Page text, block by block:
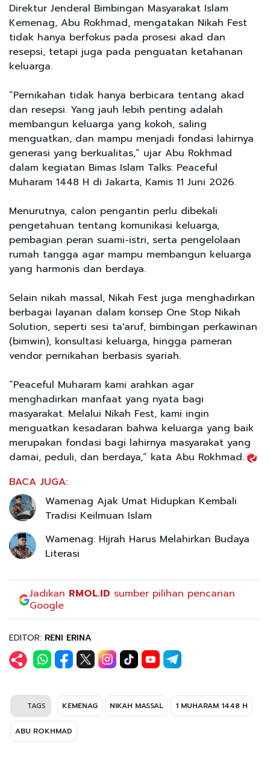
Direktur Jenderal Bimbingan Masyarakat Islam
Kemenag, Abu Rokhmad, mengatakan Nikah Fest
tidak hanya berfokus pada prosesi akad dan
resepsi, tetapi juga pada penguatan ketahanan
keluarga.
“Pernikahan tidak hanya berbicara tentang akad
dan resepsi. Yang jauh lebih penting adalah
membangun keluarga yang kokoh, saling
menguatkan, dan mampu menjadi fondasi lahirnya
generasi yang berkualitas,” ujar Abu Rokhmad
dalam kegiatan Bimas Islam Talks: Peaceful
Muharam 1448 H di Jakarta, Kamis 11 Juni 2026.
Menurutnya, calon pengantin perlu dibekali
pengetahuan tentang komunikasi keluarga,
pembagian peran suami-istri, serta pengelolaan
rumah tangga agar mampu membangun keluarga
yang harmonis dan berdaya.
Selain nikah massal, Nikah Fest juga menghadirkan
berbagai layanan dalam konsep One Stop Nikah
Solution, seperti sesi ta'aruf, bimbingan perkawinan
(bimwin), konsultasi keluarga, hingga pameran
vendor pernikahan berbasis syariah.
“Peaceful Muharam kami arahkan agar
menghadirkan manfaat yang nyata bagi
masyarakat. Melalui Nikah Fest, kami ingin
menguatkan kesadaran bahwa keluarga yang baik
merupakan fondasi bagi lahirnya masyarakat yang
damai, peduli, dan berdaya,” kata Abu Rokhmad.
BACA JUGA:
Wamenag Ajak Umat Hidupkan Kembali
Tradisi Keilmuan Islam
Wamenag: Hijrah Harus Melahirkan Budaya
Literasi
Jadikan RMOL.ID sumber pilihan pencarian
Google
EDITOR: RENI ERINA
TAGS KEMENAG NIKAH MASSAL 1 MUHARAM 1448 H
ABU ROKHMAD